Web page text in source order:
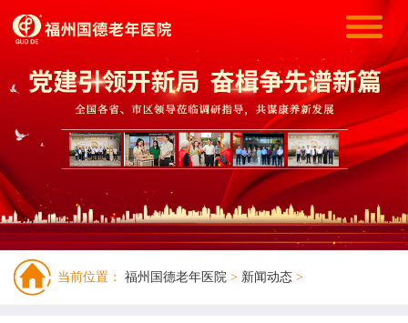
当前位置： 福州国德老年医院 > 新闻动态>